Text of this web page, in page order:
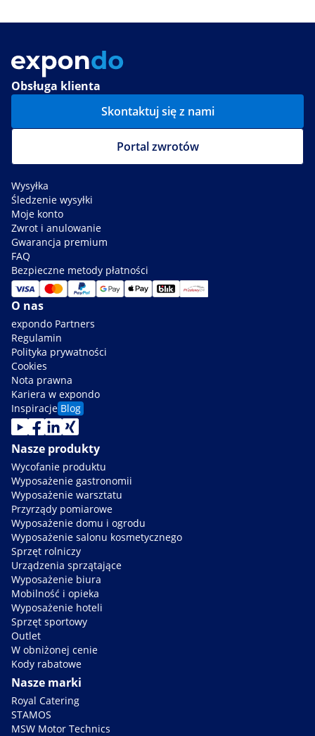
Obsługa klienta
Skontaktuj się z nami
Portal zwrotów
Wysyłka
Śledzenie wysyłki
Moje konto
Zwrot i anulowanie
Gwarancja premium
FAQ
Bezpieczne metody płatności
O nas
expondo Partners
Regulamin
Polityka prywatności
Cookies
Nota prawna
Kariera w expondo
Inspiracje Blog
Nasze produkty
Wycofanie produktu
Wyposażenie gastronomii
Wyposażenie warsztatu
Przyrządy pomiarowe
Wyposażenie domu i ogrodu
Wyposażenie salonu kosmetycznego
Sprzęt rolniczy
Urządzenia sprzątające
Wyposażenie biura
Mobilność i opieka
Wyposażenie hoteli
Sprzęt sportowy
Outlet
W obniżonej cenie
Kody rabatowe
Nasze marki
Royal Catering
STAMOS
MSW Motor Technics